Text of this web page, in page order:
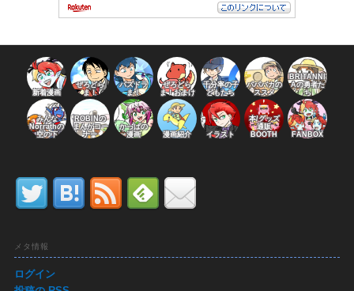
新着漫画
ぜろどら
ま！
パズドラ
ま！
ぜろどら
ま！おまけ
千分率の子
どもたち
パパバカの
ススメ
BRITANNI
Aの勇者た
ち
みんな
Norrathの
空の下
ROBINの
まんがコー
ナー
かっぱの
漫画
漫画紹介 イラスト
本/グッズ
通販
BOOTH
FANBOX
メタ情報
ログイン